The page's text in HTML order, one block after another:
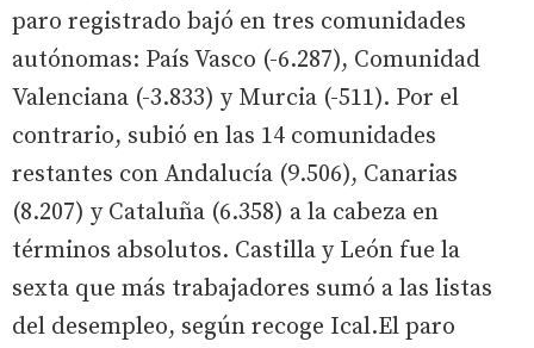
paro registrado bajó en tres comunidades
autónomas: País Vasco (-6.287), Comunidad
Valenciana (-3.833) y Murcia (-511). Por el
contrario, subió en las 14 comunidades
restantes con Andalucía (9.506), Canarias
(8.207) y Cataluña (6.358) a la cabeza en
términos absolutos. Castilla y León fue la
sexta que más trabajadores sumó a las listas
del desempleo, según recoge Ical.El paro